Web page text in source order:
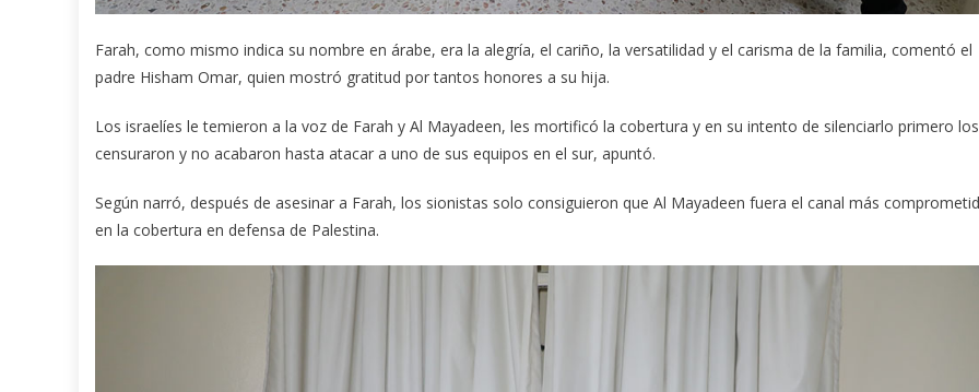
Farah, como mismo indica su nombre en árabe, era la alegría, el cariño, la versatilidad y el carisma de la familia, comentó el
padre Hisham Omar, quien mostró gratitud por tantos honores a su hija.
Los israelíes le temieron a la voz de Farah y Al Mayadeen, les mortificó la cobertura y en su intento de silenciarlo primero los
censuraron y no acabaron hasta atacar a uno de sus equipos en el sur, apuntó.
Según narró, después de asesinar a Farah, los sionistas solo consiguieron que Al Mayadeen fuera el canal más
en la cobertura en defensa de Palestina.